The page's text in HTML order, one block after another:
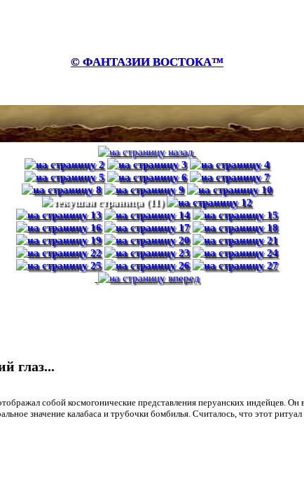
© ФАНТАЗИИ ВОСТОКА™
глаз...
собой космогонические представления перуанских индейцев.
значение калабаса и трубочки бомбилья. Считалось, что этот